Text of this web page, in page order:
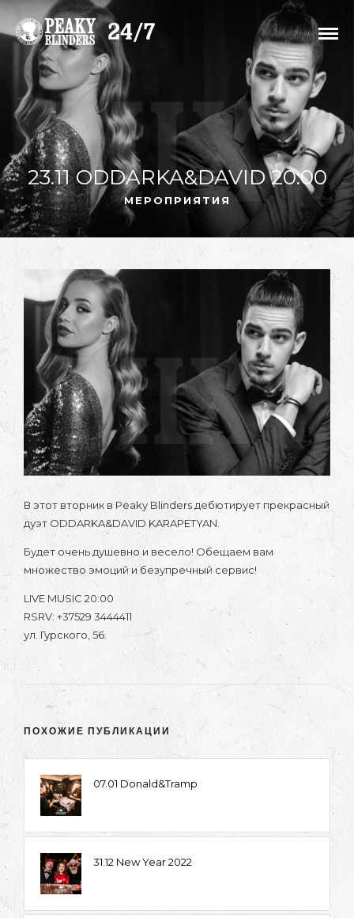
23.11 ODDARKA&DAVID 20:00
МЕРОПРИЯТИЯ
В этот вторник в Peaky Blinders дебютирует прекрасный
дуэт ODDARKA&DAVID KARAPETYAN.
Будет очень душевно и весело! Обещаем вам
множество эмоций и безупречный сервис!
LIVE MUSIC 20:00
RSRV: +37529 3444411
ул. Гурского, 56.
ПОХОЖИЕ ПУБЛИКАЦИИ
07.01 Donald&Tramp
31.12 New Year 2022